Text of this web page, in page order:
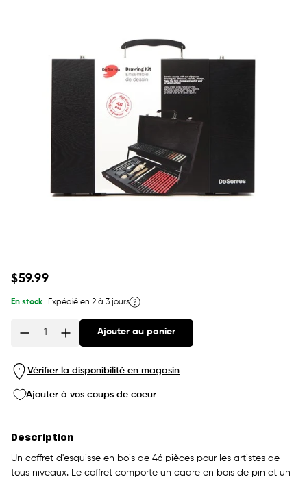
Prix
$59.99
En stock Expédié en 2 à 3 jours
Ajouter au panier
Vérifier la disponibilité en magasin
Ajouter à vos coups de coeur
Description
Un coffret d'esquisse en bois de 46 pièces pour les artistes de
tous niveaux. Le coffret comporte un cadre en bois de pin et un